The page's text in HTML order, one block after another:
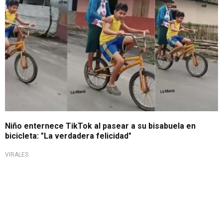
Niño enternece TikTok al pasear a su bisabuela en
bicicleta: "La verdadera felicidad"
VIRALES